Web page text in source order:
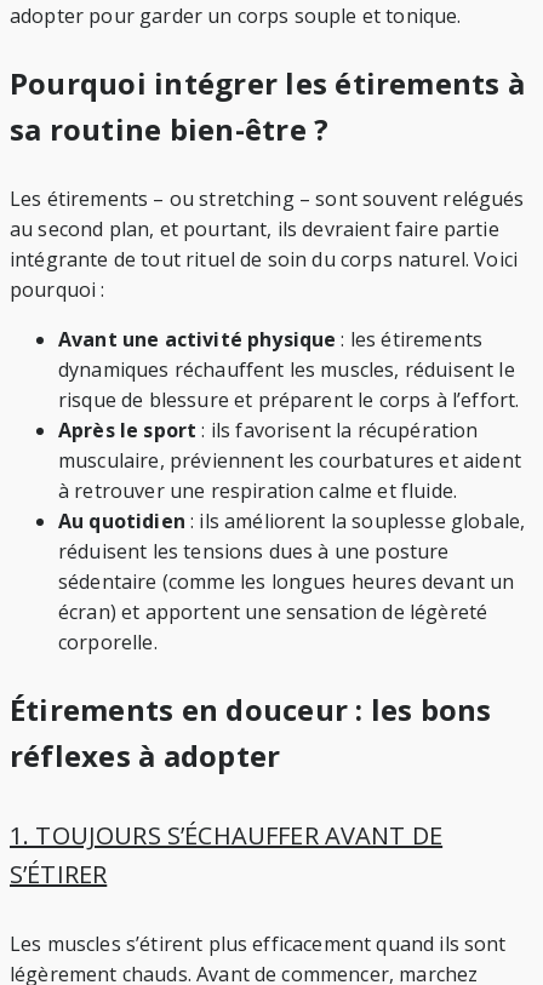
adopter pour garder un corps souple et tonique.
Pourquoi intégrer les étirements à
sa routine bien-être ?
Les étirements – ou stretching – sont souvent relégués
au second plan, et pourtant, ils devraient faire partie
intégrante de tout rituel de soin du corps naturel. Voici
pourquoi :
Avant une activité physique : les étirements
dynamiques réchauffent les muscles, réduisent le
risque de blessure et préparent le corps à l’effort.
Après le sport : ils favorisent la récupération
musculaire, préviennent les courbatures et aident
à retrouver une respiration calme et fluide.
Au quotidien : ils améliorent la souplesse globale,
réduisent les tensions dues à une posture
sédentaire (comme les longues heures devant un
écran) et apportent une sensation de légèreté
corporelle.
Étirements en douceur : les bons
réflexes à adopter
1. TOUJOURS S’ÉCHAUFFER AVANT DE
S’ÉTIRER
Les muscles s’étirent plus efficacement quand ils sont
légèrement chauds. Avant de commencer, marchez